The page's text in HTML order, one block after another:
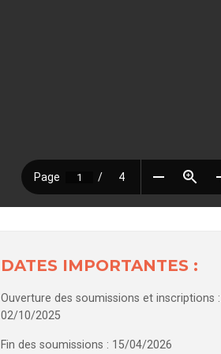
DATES IMPORTANTES :
Ouverture des soumissions et inscriptions :
02/10/2025
Fin des soumissions : 15/04/2026